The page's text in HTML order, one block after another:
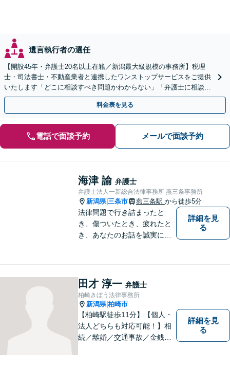
遺言執行者の選任
【開設45年・弁護士20名以上在籍／新潟最大級規模の事務所】税理
士・司法書士・不動産業者と連携したワンストップサービスをご提供
いたします「どこに相談すべき問題かわからない」「弁護士に相談し
て大丈夫か不安」と迷っている方もぜひご相談ください
料金表を見る
電話で面談予約 メールで面談予約
海津 諭 弁護士
弁護士法人一新総合法律事務所 燕三条事務所
新潟県| 三条市 燕三条駅 から徒歩5分
法律問題で行き詰まったと
き、傷ついたとき、疲れたと
き、あなたのお話を誠実にお
詳細を見
る
田才 淳一 弁護士
柏崎きぼう法律事務所
新潟県|柏崎市
【柏崎駅徒歩11分】【個人・
法人どちらも対応可能！】相
続／離婚／交通事故／金銭ト
詳細を見
る